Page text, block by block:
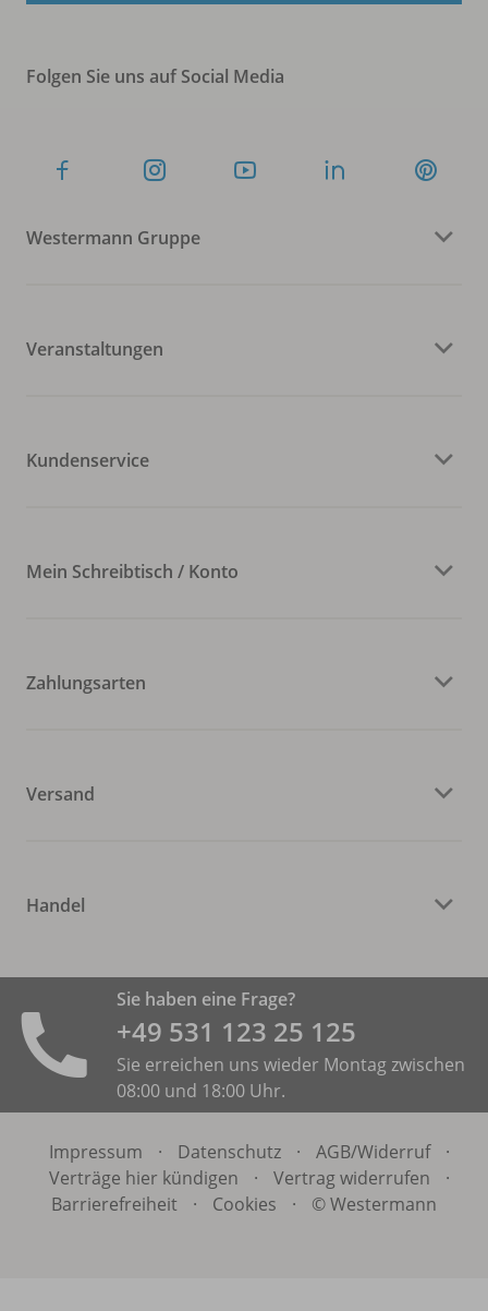
Folgen Sie uns auf Social Media
Westermann Gruppe
Veranstaltungen
Kundenservice
Mein Schreibtisch / Konto
Zahlungsarten
Versand
Handel
Sie haben eine Frage?
+49 531 ­123 25 125
Sie erreichen uns wieder Montag zwischen
08:00 und 18:00 Uhr.
Impressum · Datenschutz · AGB/Widerruf
·
Verträge hier kündigen
· Vertrag widerrufen
·
Barrierefreiheit
· Cookies · © Westermann